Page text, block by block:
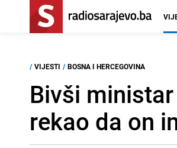
/ VIJESTI / BOSNA I HERCEGOVINA
Bivši
rekao da on